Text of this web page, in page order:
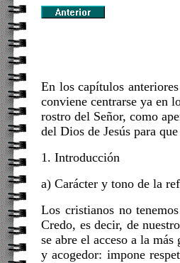
En los capítulos
conviene centrarse ya en
rostro del Señor, como
del Dios de Jesús para
1. Introducción
a) Carácter y tono de la
Los cristianos no
Credo, es decir, de
se abre el acceso a la
y acogedor: impone